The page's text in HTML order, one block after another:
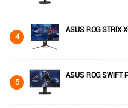
4 ASUS ROG STRIX
5 ASUS ROG SWIFT